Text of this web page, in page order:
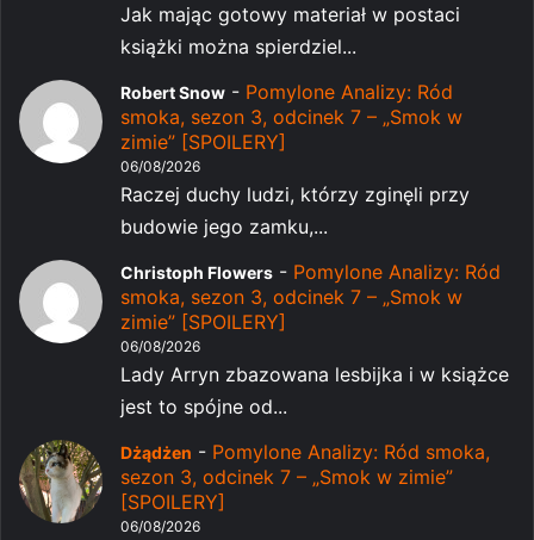
Jak mając gotowy materiał w postaci
książki można spierdziel...
Robert Snow - Pomylone Analizy: Ród
smoka, sezon 3, odcinek 7 – „Smok w
zimie” [SPOILERY]
06/08/2026
Raczej duchy ludzi, którzy zginęli przy
budowie jego zamku,...
Christoph Flowers - Pomylone Analizy: Ród
smoka, sezon 3, odcinek 7 – „Smok w
zimie” [SPOILERY]
06/08/2026
Lady Arryn zbazowana lesbijka i w książce
jest to spójne od...
Dżądżen - Pomylone Analizy: Ród smoka,
sezon 3, odcinek 7 – „Smok w zimie”
[SPOILERY]
06/08/2026